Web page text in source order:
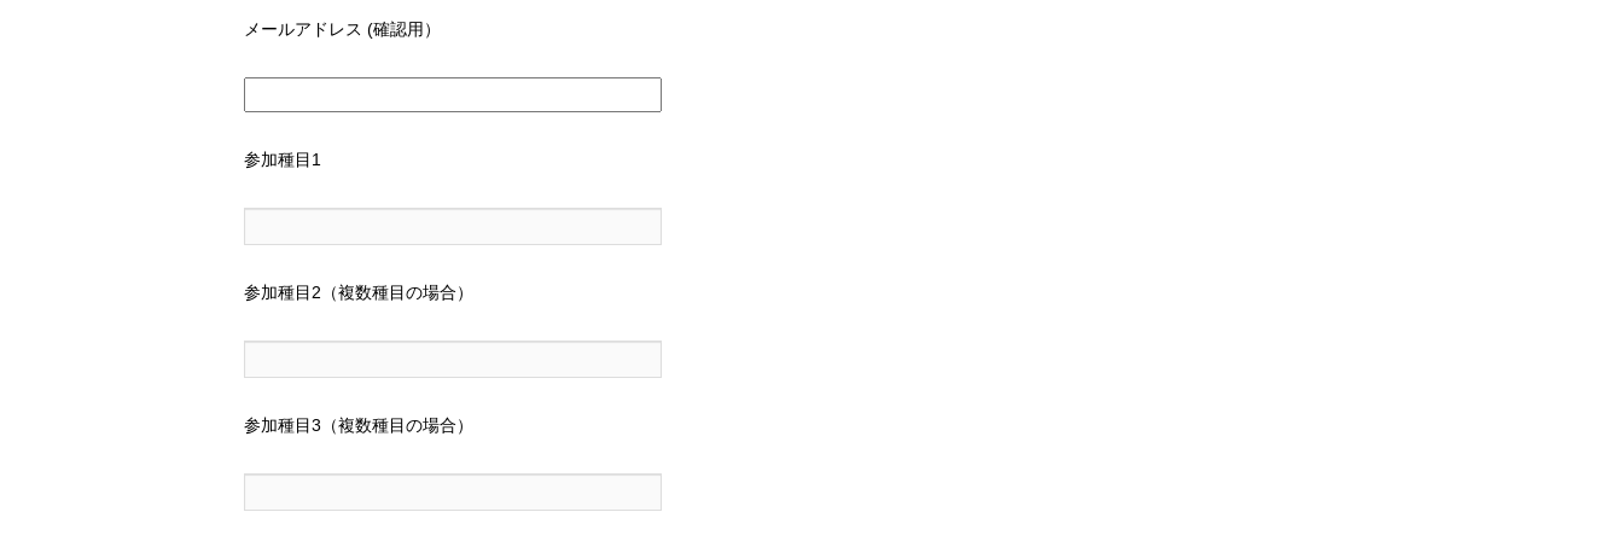
メールアドレス (確認用）
参加種目1
参加種目2（複数種目の場合）
参加種目3（複数種目の場合）